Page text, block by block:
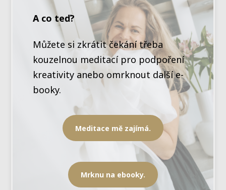
A co teď?
Můžete si zkrátit čekání třeba
kouzelnou meditací pro podpoření
kreativity anebo omrknout další e-
booky.
Meditace mě zajímá.
Mrknu na ebooky.